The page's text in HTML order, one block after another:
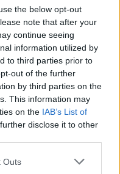
the below opt-out
note that after your
continue seeing
information utilized by
to third parties prior to
out of the further
by third parties on the
This information may
on the IAB’s List of
disclose it to other
Outs
představení